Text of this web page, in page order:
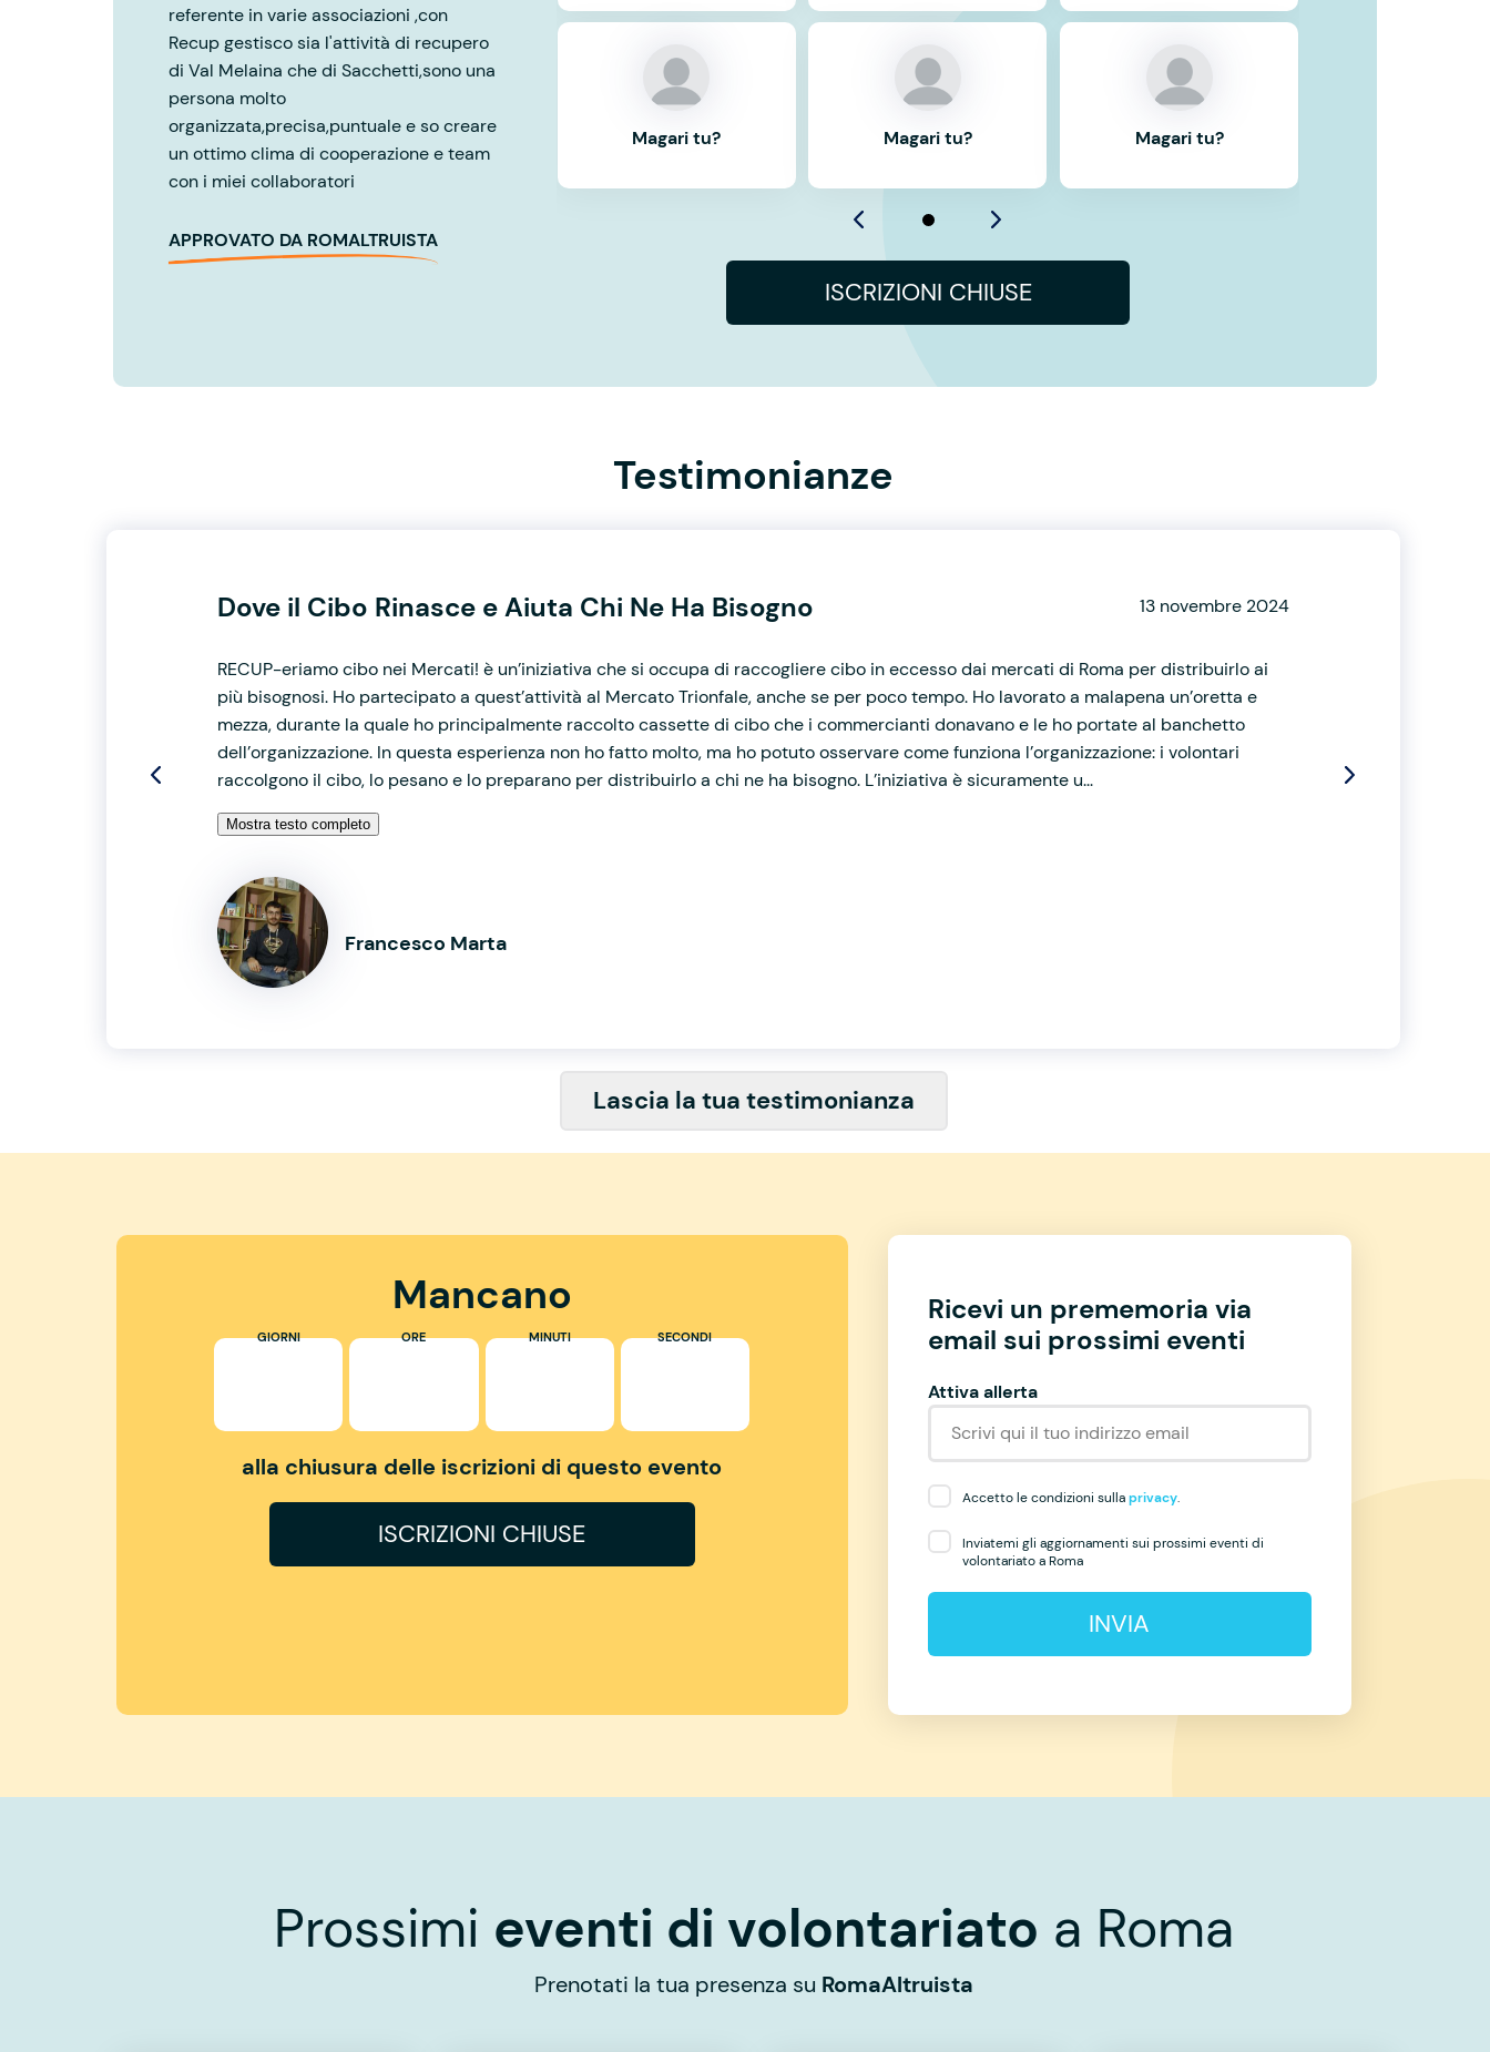
referente in varie associazioni ,con
Recup gestisco sia l'attività di recupero
di Val Melaina che di Sacchetti,sono una
persona molto
organizzata,precisa,puntuale e so creare
un ottimo clima di cooperazione e team
con i miei collaboratori
APPROVATO DA ROMALTRUISTA
Magari tu? Magari tu? Magari tu?
ISCRIZIONI CHIUSE
Testimonianze
Dove il Cibo Rinasce e Aiuta Chi Ne Ha Bisogno 13 novembre 2024
RECUP-eriamo cibo nei Mercati! è un’iniziativa che si occupa di raccogliere cibo in eccesso dai mercati di Roma per distribuirlo ai
più bisognosi. Ho partecipato a quest’attività al Mercato Trionfale, anche se per poco tempo. Ho lavorato a malapena un’oretta e
mezza, durante la quale ho principalmente raccolto cassette di cibo che i commercianti donavano e le ho portate al banchetto
dell’organizzazione. In questa esperienza non ho fatto molto, ma ho potuto osservare come funziona l’organizzazione: i volontari
raccolgono il cibo, lo pesano e lo preparano per distribuirlo a chi ne ha bisogno. L’iniziativa è sicuramente u...
Mostra testo completo
Francesco Marta
Lascia la tua testimonianza
Mancano
GIORNI ORE MINUTI SECONDI
alla chiusura delle iscrizioni di questo evento
ISCRIZIONI CHIUSE
Ricevi un prememoria via
email sui prossimi eventi
Attiva allerta
Accetto le condizioni sullaprivacy.
Inviatemi gli aggiornamenti sui prossimi eventi di
volontariato a Roma
INVIA
Prossimi eventi di volontariato a Roma
Prenotati la tua presenza su RomaAltruista